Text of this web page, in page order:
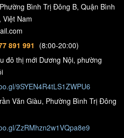
Bình Trị Đông B, Quận Bình
Việt Nam
891 991 (8:00-20:00)
đô thị mới Dương Nội, phường
9SYEN4R4tLS1ZWPU6
Văn Giàu, Phường Bình Trị Đông
ZzRMhzn2w1VQpa8e9